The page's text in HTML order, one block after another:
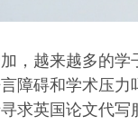
，越来越多的
障碍和学术压
求英国论文代写